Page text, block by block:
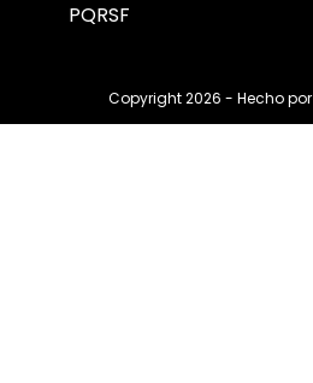
PQRSF
Copyright 2026 - Hecho por